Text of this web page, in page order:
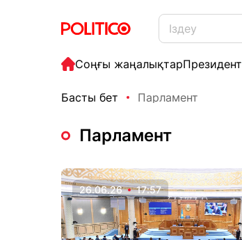
Соңғы жаңалықтарПрезидент
Басты бет Парламент
Парламент
26.06.26 17:57